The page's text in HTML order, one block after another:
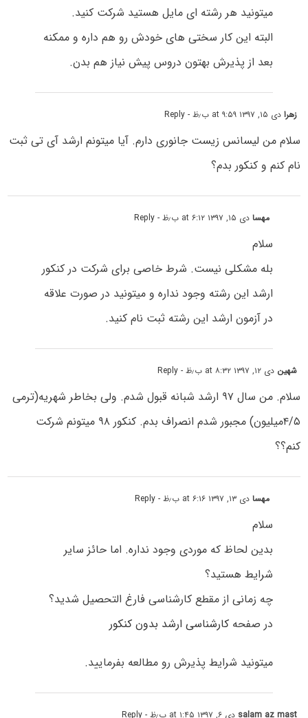
میتونید هر رشته ای مایل هستید شرکت کنید.
البته این کار سختی های خودش رو هم داره و ممکنه
بعد از پذیرش بهتون دروس پیش نیاز هم بدن.
زهرادی ۱۵, ۱۳۹۷ at ۹:۵۹ ب٫ظ - Reply
سلام من لیسانس زیست جانوری دارم. آیا میتونم ارشد آی تی ثبت
نام کنم و کنکور بدم؟
مهسادی ۱۵, ۱۳۹۷ at ۶:۱۲ ب٫ظ - Reply
سلام
بله مشکلی نیست. شرط خاصی برای شرکت در کنکور
ارشد این رشته وجود نداره و میتونید در صورت علاقه
در آزمون ارشد این رشته ثبت نام کنید.
شهین دی ۱۲, ۱۳۹۷ at ۸:۳۲ ب٫ظ - Reply
سلام. من سال ۹۷ ارشد شبانه قبول شدم. ولی بخاطر شهریه(ترمی
۴/۵میلیون) مجبور شدم انصراف بدم. کنکور ۹۸ میتونم شرکت
کنم؟؟
مهسادی ۱۳, ۱۳۹۷ at ۶:۱۶ ب٫ظ - Reply
سلام
بدین لحاظ که موردی وجود نداره. اما حائز سایر
شرایط هستید؟
چه زمانی از مقطع کارشناسی فارغ التحصیل شدید؟
در صفحه کارشناسی ارشد بدون کنکور
میتونید شرایط پذیرش رو مطالعه بفرمایید.
salam az mast دی ۶, ۱۳۹۷ at ۱:۴۵ ب٫ظ - Reply